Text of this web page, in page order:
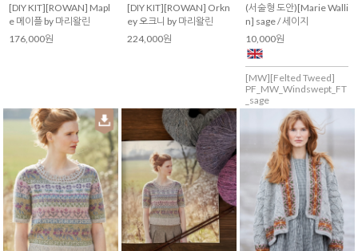
[DIY KIT][ROWAN] Mapl
e 메이플 by 마리왈린
176,000원
[DIY KIT][ROWAN] Orkn
ey 오크니 by 마리왈린
224,000원
(서술형 도안)[Marie Walli
n] sage / 세이지
10,000원
[MW][Felted Tweed]
PF_MW_Windswept_FT
_sage